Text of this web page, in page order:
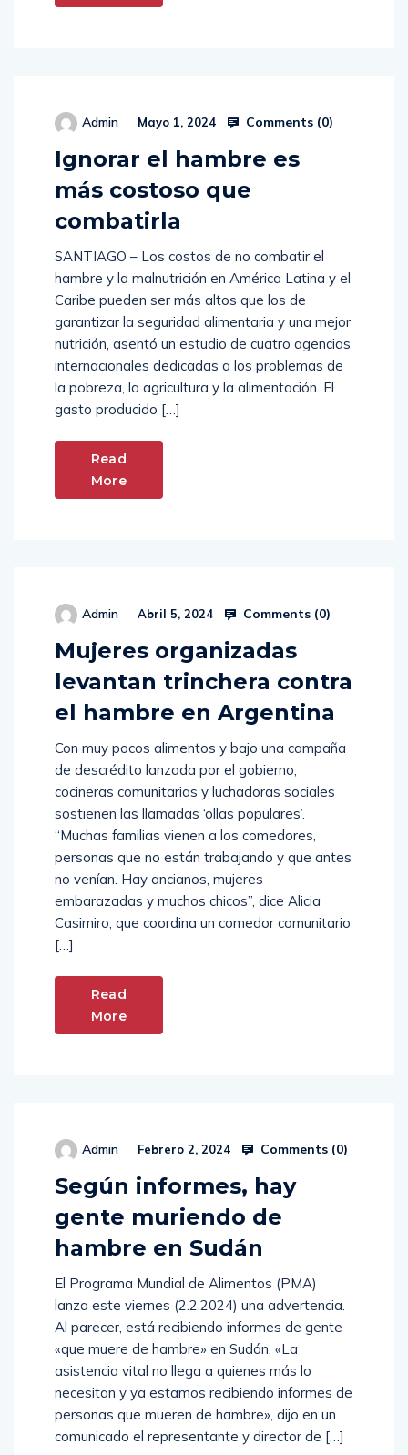
Admin Mayo 1, 2024 Comments (0)
Ignorar el hambre es
más costoso que
combatirla
SANTIAGO – Los costos de no combatir el
hambre y la malnutrición en América Latina y el
Caribe pueden ser más altos que los de
garantizar la seguridad alimentaria y una mejor
nutrición, asentó un estudio de cuatro agencias
internacionales dedicadas a los problemas de
la pobreza, la agricultura y la alimentación. El
gasto producido […]
Read
More
Admin Abril 5, 2024 Comments (0)
Mujeres organizadas
levantan trinchera contra
el hambre en Argentina
Con muy pocos alimentos y bajo una campaña
de descrédito lanzada por el gobierno,
cocineras comunitarias y luchadoras sociales
sostienen las llamadas ‘ollas populares’.
“Muchas familias vienen a los comedores,
personas que no están trabajando y que antes
no venían. Hay ancianos, mujeres
embarazadas y muchos chicos”, dice Alicia
Casimiro, que coordina un comedor comunitario
[…]
Read
More
Admin Febrero 2, 2024 Comments (0)
Según informes, hay
gente muriendo de
hambre en Sudán
El Programa Mundial de Alimentos (PMA)
lanza este viernes (2.2.2024) una advertencia.
Al parecer, está recibiendo informes de gente
«que muere de hambre» en Sudán. «La
asistencia vital no llega a quienes más lo
necesitan y ya estamos recibiendo informes de
personas que mueren de hambre», dijo en un
comunicado el representante y director de […]